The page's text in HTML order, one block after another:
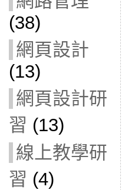
(38)
網頁設計
(13)
網頁設計研
習 (13)
線上教學研
習 (4)